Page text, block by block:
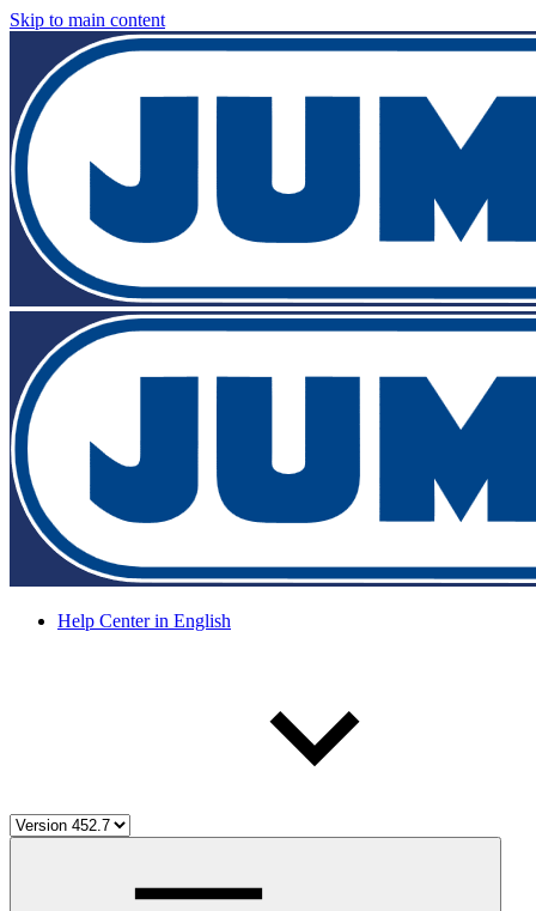
Skip to main content
Help Center in English